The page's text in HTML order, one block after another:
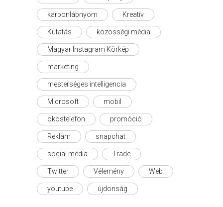
karbonlábnyom Kreatív
Kutatás közösségi média
Magyar Instagram Körkép
marketing
mesterséges intelligencia
Microsoft mobil
okostelefon promóció
Reklám snapchat
social média Trade
Twitter Vélemény Web
youtube újdonság